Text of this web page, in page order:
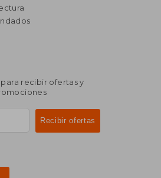
recibir ofertas y